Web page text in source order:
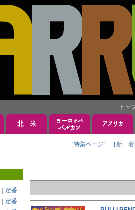
トッ
［特集ページ］ ［新 着
定番
定番